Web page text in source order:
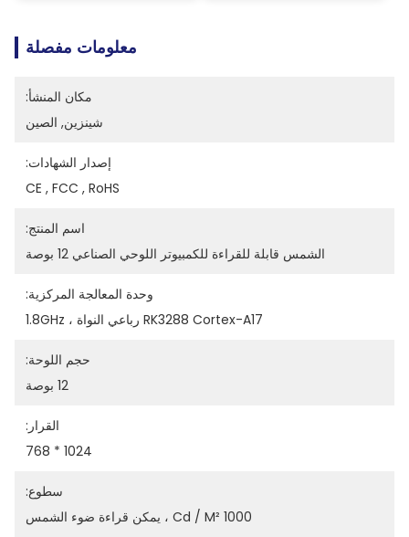
معلومات مفصلة
مكان المنشأ:
شينزين, الصين
إصدار الشهادات:
CE , FCC , RoHS
اسم المنتج:
الشمس قابلة للقراءة للكمبيوتر اللوحي الصناعي 12 بوصة
وحدة المعالجة المركزية:
RK3288 Cortex-A17 رباعي النواة ، 1.8GHz
حجم اللوحة:
12 بوصة
القرار:
1024 * 768
سطوع:
1000 Cd / M² ، يمكن قراءة ضوء الشمس